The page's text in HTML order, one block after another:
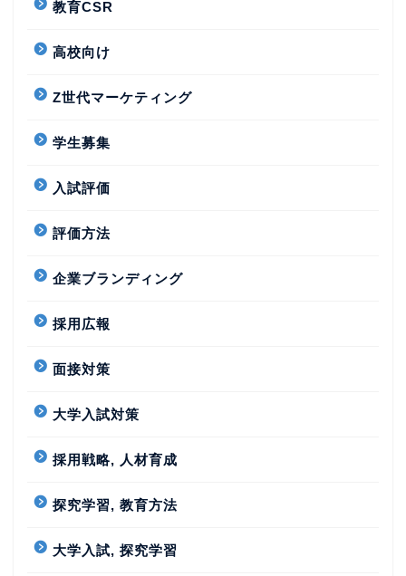
教育CSR
高校向け
Z世代マーケティング
学生募集
入試評価
評価方法
企業ブランディング
採用広報
面接対策
大学入試対策
採用戦略, 人材育成
探究学習, 教育方法
大学入試, 探究学習